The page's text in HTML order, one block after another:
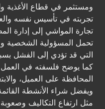
ومستثمر في قطاع
تجربته في تأسيس نفسه
تجارة المواشي إلى إدارة
تحمل المسؤولية الشخصية
التي قد تؤدي إلى الفشل
كما يوضح فلسفته في العمل
المحافظة على العميل،
ويفضل شراء الأنشطة
مثل ارتفاع التكاليف